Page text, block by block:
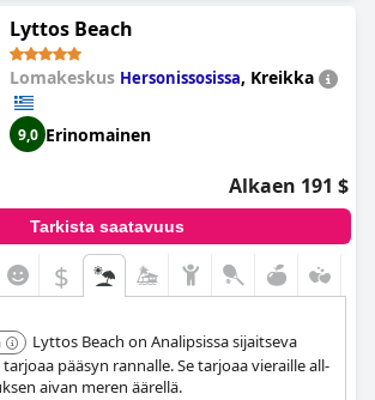
Lyttos Beach
Lomakeskus Hersonissosissa, Kreikka
9,0 Erinomainen
Alkaen 191 $
Tarkista saatavuus
$
Lyttos Beach on Analipsissa sijaitseva
pääsyn rannalle. Se tarjoaa vieraille all-
aivan meren äärellä.